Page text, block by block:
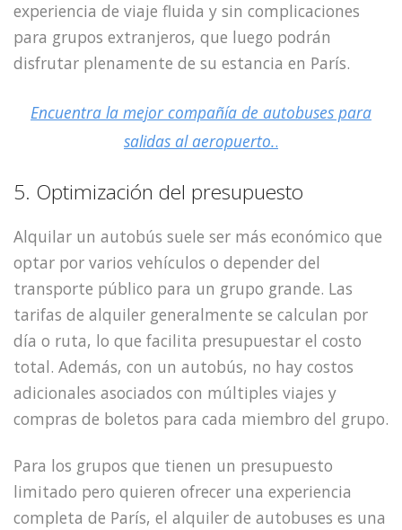
experiencia de viaje fluida y sin complicaciones
para grupos extranjeros, que luego podrán
disfrutar plenamente de su estancia en París.
Encuentra la mejor compañía de autobuses para
salidas al aeropuerto..
5. Optimización del presupuesto
Alquilar un autobús suele ser más económico que
optar por varios vehículos o depender del
transporte público para un grupo grande. Las
tarifas de alquiler generalmente se calculan por
día o ruta, lo que facilita presupuestar el costo
total. Además, con un autobús, no hay costos
adicionales asociados con múltiples viajes y
compras de boletos para cada miembro del grupo.
Para los grupos que tienen un presupuesto
limitado pero quieren ofrecer una experiencia
completa de París, el alquiler de autobuses es una